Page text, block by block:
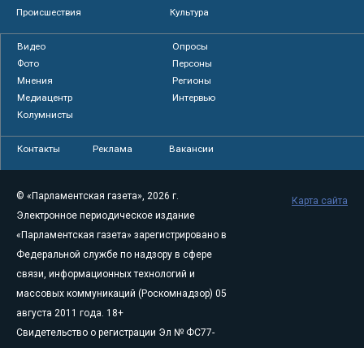
Происшествия
Культура
Видео
Опросы
Фото
Персоны
Мнения
Регионы
Медиацентр
Интервью
Колумнисты
Контакты Реклама Вакансии
© «Парламентская газета», 2026 г.
Электронное периодическое издание
«Парламентская газета» зарегистрировано в
Федеральной службе по надзору в сфере
связи, информационных технологий и
массовых коммуникаций (Роскомнадзор) 05
августа 2011 года. 18+
Свидетельство о регистрации Эл № ФС77-
Карта сайта